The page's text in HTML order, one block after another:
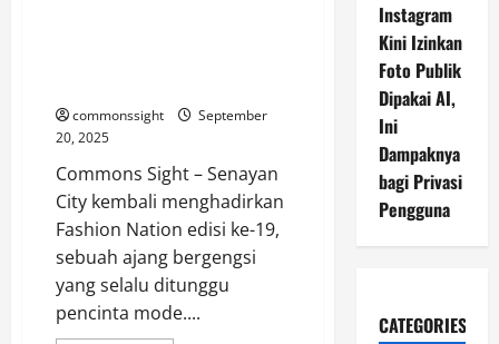
commonssight
September
20, 2025
Commons Sight – Senayan
City kembali menghadirkan
Fashion Nation edisi ke-19,
sebuah ajang bergengsi
yang selalu ditunggu
pencinta mode....
Instagram
Kini Izinkan
Foto Publik
Dipakai AI,
Ini
Dampaknya
bagi Privasi
Pengguna
CATEGORIES